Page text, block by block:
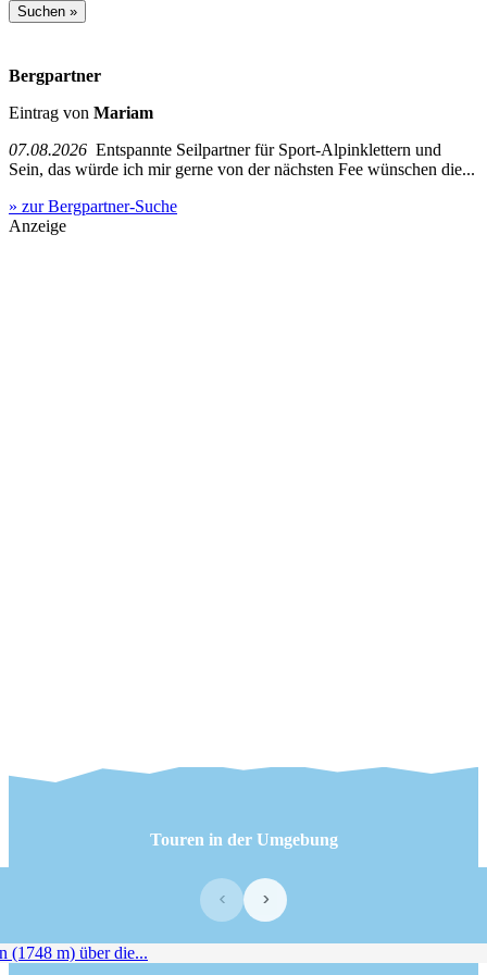
Bergpartner
Eintrag von Mariam
07.08.2026 Entspannte Seilpartner für Sport-Alpinklettern und
Sein, das würde ich mir gerne von der nächsten Fee wünschen die...
» zur Bergpartner-Suche
Anzeige
Touren in der Umgebung
‹ ›